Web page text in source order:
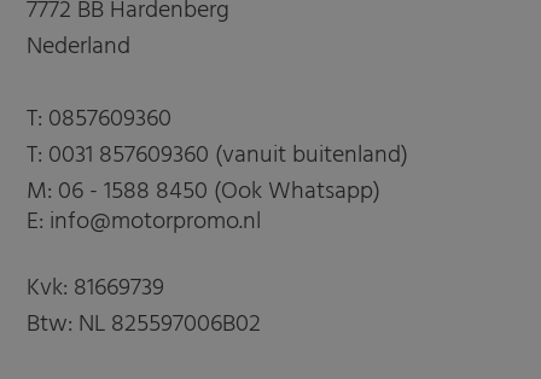
7772 BB Hardenberg
Nederland
T: 0857609360
T: 0031 857609360 (vanuit buitenland)
M: 06 - 1588 8450 (Ook Whatsapp)
E: info@motorpromo.nl
Kvk: 81669739
Btw: NL 825597006B02